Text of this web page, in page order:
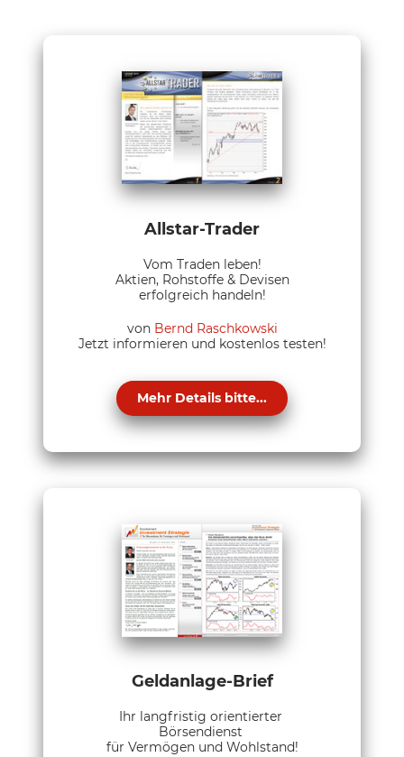
Allstar-Trader
Vom Traden leben!
Aktien, Rohstoffe & Devisen
erfolgreich handeln!
von Bernd Raschkowski
Jetzt informieren und kostenlos testen!
Mehr Details bitte...
Geldanlage-Brief
Ihr langfristig orientierter
Börsendienst
für Vermögen und Wohlstand!